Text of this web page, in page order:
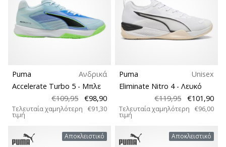
Puma
Ανδρικά
Accelerate Turbo 5 - Μπλε
€109,95
€98,90
Τελευταία χαμηλότερη
τιμή
€91,30
Puma
Unisex
Eliminate Nitro 4 - Λευκό
€119,95
€101,90
Τελευταία χαμηλότερη
τιμή
€96,00
Αποκλειστικό Αποκλειστικό